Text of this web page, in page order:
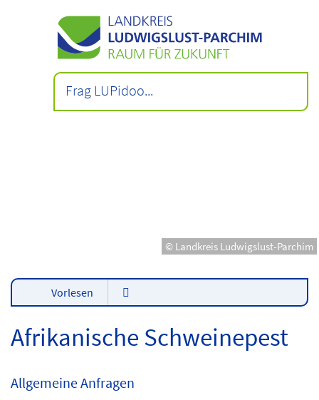
© Landkreis Ludwigslust-Parchim
Vorlesen
Afrikanische Schweinepest
Allgemeine Anfragen